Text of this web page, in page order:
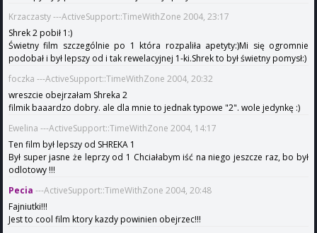
Krzaczasty ---ActiveSupport::TimeWithZone 2004, 23:17
Shrek 2 pobił 1:)
Świetny film szczególnie po 1 która rozpaliła apetyty:)Mi się ogromnie
podobał i był lepszy od i tak rewelacyjnej 1-ki.Shrek to był świetny pomysł:)
foczka ---ActiveSupport::TimeWithZone 2004, 20:32
wreszcie obejrzałam Shreka 2
filmik baaardzo dobry. ale dla mnie to jednak typowe "2". wole jedynkę :)
Ewelina ---ActiveSupport::TimeWithZone 2004, 14:17
Ten film był lepszy od SHREKA 1
Był super jasne że leprzy od 1 Chciałabym iść na niego jeszcze raz, bo był
odlotowy !!!
Pecia ---ActiveSupport::TimeWithZone 2004, 20:48
Fajniutki!!!
Jest to cool film ktory kazdy powinien obejrzec!!!